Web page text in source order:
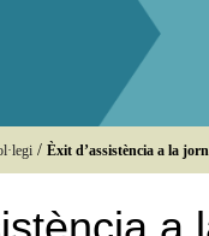
/ Èxit d’assistència a la